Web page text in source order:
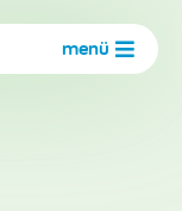
menü